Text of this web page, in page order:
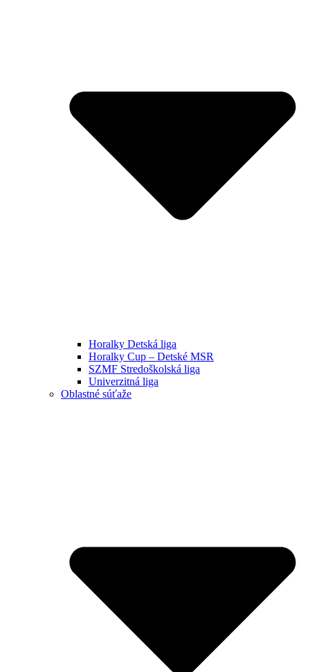
Horalky Detská liga
Horalky Cup – Detské MSR
SZMF Stredoškolská liga
Univerzitná liga
Oblastné súťaže